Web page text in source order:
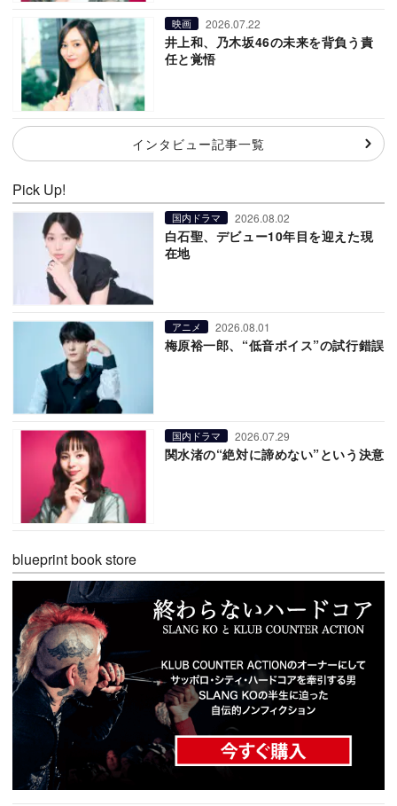
映画 2026.07.22
井上和、乃木坂46の未来を背負う責
任と覚悟
インタビュー記事一覧
Pick Up!
国内ドラマ 2026.08.02
白石聖、デビュー10年目を迎えた現
在地
アニメ 2026.08.01
梅原裕一郎、“低音ボイス”の試行錯誤
国内ドラマ 2026.07.29
関水渚の“絶対に諦めない”という決意
blueprint book store